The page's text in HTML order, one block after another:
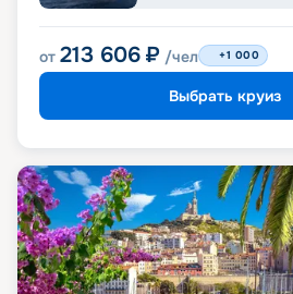
от 213 606 ₽ /чел +1 000
Выбрать круиз